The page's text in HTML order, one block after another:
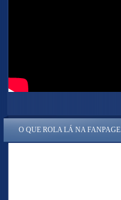
O QUE ROLA LÁ NA FANPAGE